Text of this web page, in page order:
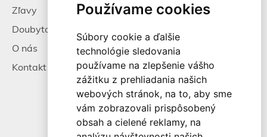
Používame cookies
Súbory cookie a ďalšie
technológie sledovania
používame na zlepšenie vášho
zážitku z prehliadania našich
webových stránok, na to, aby sme
vám zobrazovali prispôsobený
obsah a cielené reklamy, na
Zľavy
Doubytovanie
O nás
Kontakt
Pracovné príležitosti
Všeobecné zmluvné
podmienky
Alternatívne riešenie
sporov
Spracovanie osobných
údajov